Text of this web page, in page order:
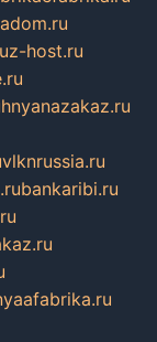
z-host.ru
vlknrussia.ru
bankaribi.ru